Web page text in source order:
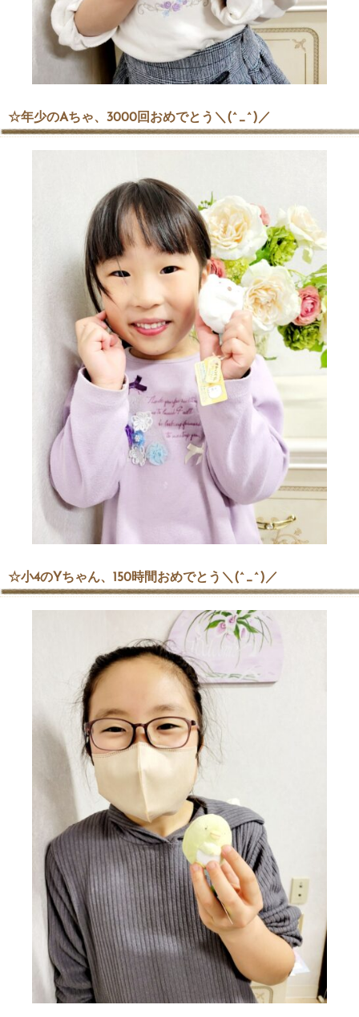
☆年少のAちゃ、3000回おめでとう＼(^_^)／
☆小4のYちゃん、150時間おめでとう＼(^_^)／